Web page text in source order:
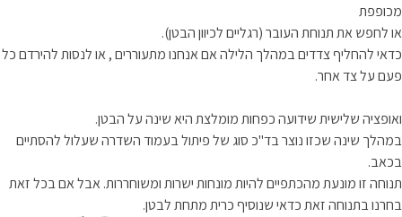
מכופפת
או לחפש את תנוחת העובר (רגליים לכיוון הבטן).
כדאי להחליף צדדים במהלך הלילה אם אנחנו מתעוררים , או לנסות להירדם כל
פעם על צד אחר.
ואופציה שלישית שידועה כפחות מומלצת היא שינה על הבטן.
במהלך שינה שכזו נוצר בד"כ סוג של פיתול בעמוד השדרה שעלול להסתיים
בכאב.
תנוחה זו מונעת מהכתפיים להיות מונחות ישרות ומשוחררות. אבל אם בכל זאת
בחרנו בתנוחה זאת כדאי שנוסיף כרית מתחת לבטן.